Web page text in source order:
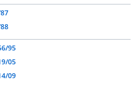
95
05
09